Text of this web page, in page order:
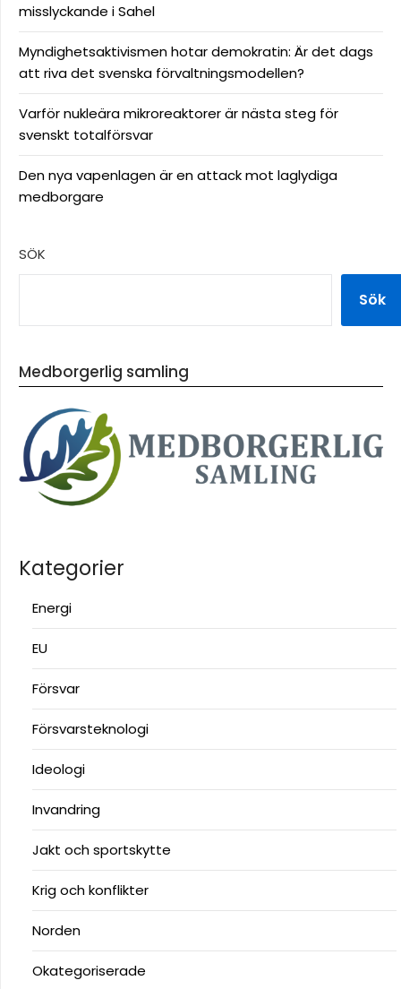
misslyckande i Sahel
Myndighetsaktivismen hotar demokratin: Är det dags
att riva det svenska förvaltningsmodellen?
Varför nukleära mikroreaktorer är nästa steg för
svenskt totalförsvar
Den nya vapenlagen är en attack mot laglydiga
medborgare
SÖK
Sök
Medborgerlig samling
Kategorier
Energi
EU
Försvar
Försvarsteknologi
Ideologi
Invandring
Jakt och sportskytte
Krig och konflikter
Norden
Okategoriserade